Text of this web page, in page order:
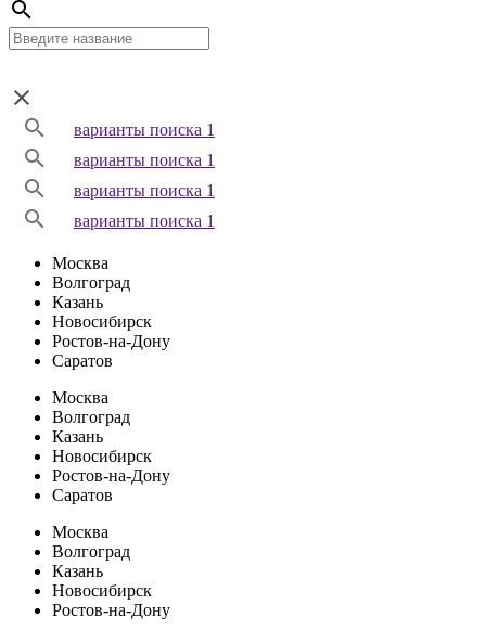
варианты поиска 1
варианты поиска 1
варианты поиска 1
варианты поиска 1
Москва
Волгоград
Казань
Новосибирск
Ростов-на-Дону
Саратов
Москва
Волгоград
Казань
Новосибирск
Ростов-на-Дону
Саратов
Москва
Волгоград
Казань
Новосибирск
Ростов-на-Дону